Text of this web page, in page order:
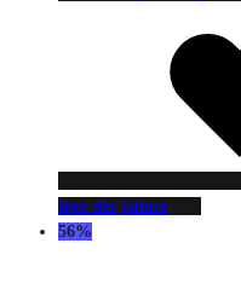
liste des jaimes
56%